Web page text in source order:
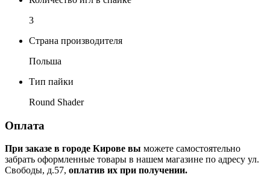
3
Страна производителя
Польша
Тип пайки
Round Shader
Оплата
При заказе в городе Кирове вы можете самостоятельно
забрать оформленные товары в нашем магазине по адресу ул.
Свободы, д.57, оплатив их при получении.